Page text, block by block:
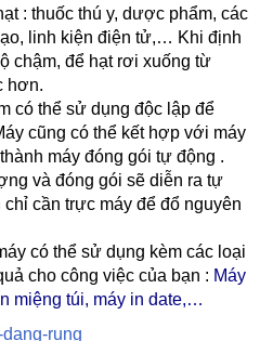
: thuốc thú y, dược phẩm, các
linh kiện điện tử,… Khi định
chậm, để hạt rơi xuống từ
hơn.
có thể sử dụng độc lập để
cũng có thể kết hợp với máy
máy đóng gói tự động .
và đóng gói sẽ diễn ra tự
cần trực máy để đổ nguyên
có thể sử dụng kèm các loại
cho công việc của bạn : Máy
miệng túi, máy in date,…